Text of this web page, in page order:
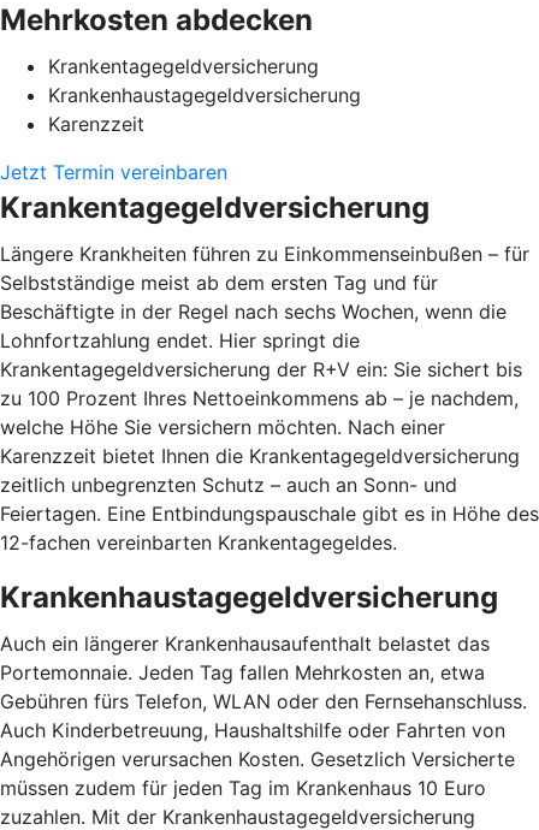
Mehrkosten abdecken
Krankentagegeldversicherung
Krankenhaustagegeldversicherung
Karenzzeit
Jetzt Termin vereinbaren
Krankentagegeldversicherung
Längere Krankheiten führen zu Einkommenseinbußen – für
Selbstständige meist ab dem ersten Tag und für
Beschäftigte in der Regel nach sechs Wochen, wenn die
Lohnfortzahlung endet. Hier springt die
Krankentagegeldversicherung der R+V ein: Sie sichert bis
zu 100 Prozent Ihres Nettoeinkommens ab – je nachdem,
welche Höhe Sie versichern möchten. Nach einer
Karenzzeit bietet Ihnen die Krankentagegeldversicherung
zeitlich unbegrenzten Schutz – auch an Sonn- und
Feiertagen. Eine Entbindungspauschale gibt es in Höhe des
12-fachen vereinbarten Krankentagegeldes.
Krankenhaustagegeldversicherung
Auch ein längerer Krankenhausaufenthalt belastet das
Portemonnaie. Jeden Tag fallen Mehrkosten an, etwa
Gebühren fürs Telefon, WLAN oder den Fernsehanschluss.
Auch Kinderbetreuung, Haushaltshilfe oder Fahrten von
Angehörigen verursachen Kosten. Gesetzlich Versicherte
müssen zudem für jeden Tag im Krankenhaus 10 Euro
zuzahlen. Mit der Krankenhaustagegeldversicherung